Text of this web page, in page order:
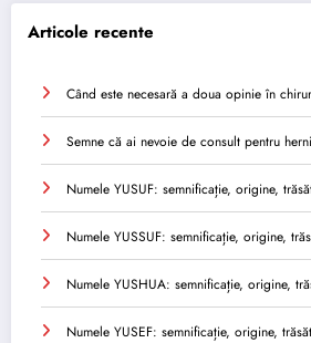
Articole recente
Când este necesară a doua opinie în
Semne că ai nevoie de consult pentru
Numele YUSUF: semnificație, origine,
Numele YUSSUF: semnificație, origine,
Numele YUSHUA: semnificație, origine,
Numele YUSEF: semnificație, origine,